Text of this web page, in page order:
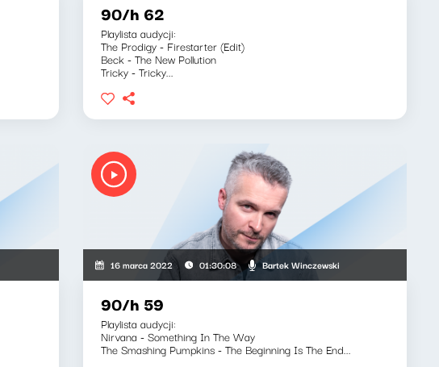
90/h 62
Playlista audycji:
The Prodigy - Firestarter (Edit)
Beck - The New Pollution
Tricky - Tricky...
16 marca 2022 01:30:08 Bartek Winczewski
90/h 59
Playlista audycji:
Nirvana - Something In The Way
The Smashing Pumpkins - The Beginning Is The End...